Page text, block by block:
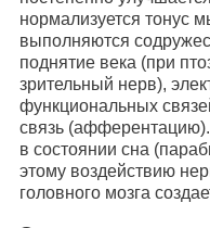
нормализуется тонус
выполняются
поднятие века (при
зрительный нерв),
функциональных
связь
в состоянии сна
этому воздействию
головного мозга